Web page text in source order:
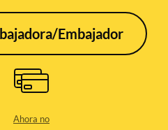
Embajador
Ahora no
ola de